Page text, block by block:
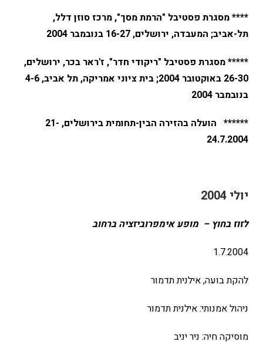
**** מסגרת פסטיבל "הרמת מסך", מרכז סוזן דלל,
תל-אביב; המעבדה, ירושלים, 16-27 בנובמבר 2004
***** מסגרת פסטיבל "ריקודי חדר", ז'ראר בכר, ירושלים,
26-30 באוקטובר 2004; בית ציוני אמריקה, תל אביב, 4-6
בנובמבר 2004
****** הועלה בהזירה הבין-תחומית בירושלים, 21-
24.7.2004
יולי 2004
לזוז בחוץ – מופע אימפרוביזציה ברחוב
1.7.2004
להקת בועה, אילנית תדמור
ניהול אמנותי: אילנית תדמור
מוסיקה חיה: ניר יניב